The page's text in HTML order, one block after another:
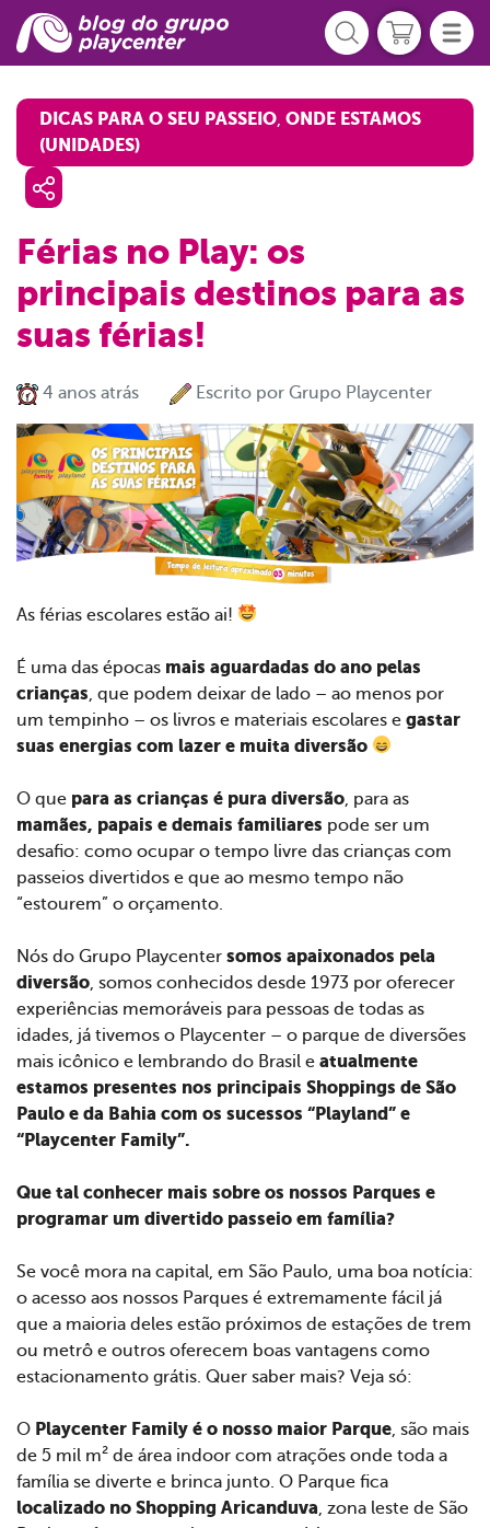
DICAS PARA O SEU PASSEIO, ONDE ESTAMOS
(UNIDADES)
Férias no Play: os
principais destinos para as
suas férias!
4 anos atrás Escrito por Grupo Playcenter
As férias escolares estão ai!
É uma das épocas mais aguardadas do ano pelas
crianças, que podem deixar de lado – ao menos por
um tempinho – os livros e materiais escolares e gastar
suas energias com lazer e muita diversão
O que para as crianças é pura diversão, para as
mamães, papais e demais familiares pode ser um
desafio: como ocupar o tempo livre das crianças com
passeios divertidos e que ao mesmo tempo não
“estourem” o orçamento.
Nós do Grupo Playcenter somos apaixonados pela
diversão, somos conhecidos desde 1973 por oferecer
experiências memoráveis para pessoas de todas as
idades, já tivemos o Playcenter – o parque de diversões
mais icônico e lembrando do Brasil e atualmente
estamos presentes nos principais Shoppings de São
Paulo e da Bahia com os sucessos “Playland” e
“Playcenter Family”.
Que tal conhecer mais sobre os nossos Parques e
programar um divertido passeio em família?
Se você mora na capital, em São Paulo, uma boa notícia:
o acesso aos nossos Parques é extremamente fácil já
que a maioria deles estão próximos de estações de trem
ou metrô e outros oferecem boas vantagens como
estacionamento grátis. Quer saber mais? Veja só:
O Playcenter Family é o nosso maior Parque, são mais
de 5 mil m² de área indoor com atrações onde toda a
família se diverte e brinca junto. O Parque fica
localizado no Shopping Aricanduva, zona leste de São